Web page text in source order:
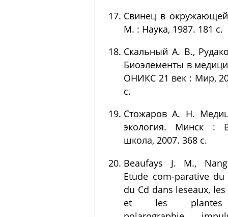
Свинец в
М. : Наука, 1987. 181 с.
Скальный А. В.,
Биоэлементы в
ОНИКС 21 век : Мир,
с.
Стожаров А. Н.
экология. Минск :
школа, 2007. 368 с.
Beaufays J. M.,
Etude com-parative du
du Cd dans leseaux,
et les